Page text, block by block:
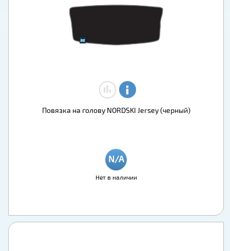
Повязка на голову NORDSKI Jersey (черный)
Нет в наличии